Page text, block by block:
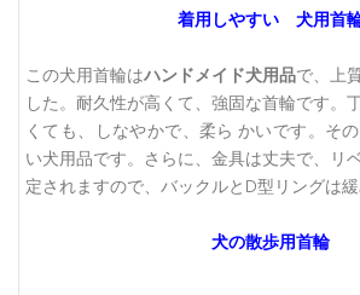
着用しやすい 犬用首
この犬用首輪はハンドメイド犬用品で、上
した。耐久性が高くて、強固な首輪です。
くても、しなやかで、柔ら かいです。そ
い犬用品です。さらに、金具は丈夫で、リ
定されますので、バックルとD型リングは緩
犬の散歩用首輪